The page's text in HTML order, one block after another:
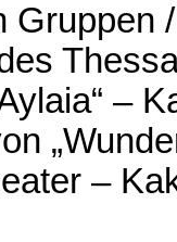
Gruppen
–
–